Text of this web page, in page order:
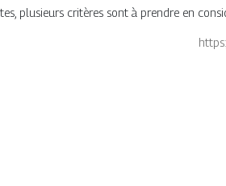
plusieurs critères sont à prendre en